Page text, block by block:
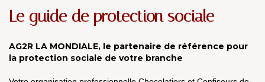
Le guide de protection sociale
AG2R LA MONDIALE, le partenaire de référence pour
la protection sociale de votre branche